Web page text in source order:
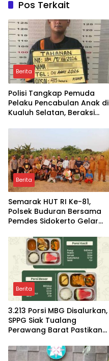
Pos Terkait
Berita
Polisi Tangkap Pemuda
Pelaku Pencabulan Anak di
Kualuh Selatan, Beraksi
ke Teman Korban
Berita
Semarak HUT RI Ke-81,
Polsek Buduran Bersama
Pemdes Sidokerto Gelar
Berita
3.213 Porsi MBG Disalurkan,
SPPG Siak Tualang
Perawang Barat Pastikan
Sesuai Standar Gizi